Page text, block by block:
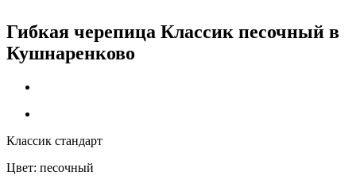
Гибкая черепица Классик песочный в
Кушнаренково
Классик стандарт
Цвет: песочный